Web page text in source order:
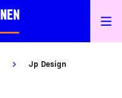
Jp Design